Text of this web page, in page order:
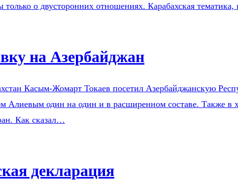
только о двусторонних отношениях. Карабахская
на Азербайджан
Касым-Жомарт Токаев посетил Азербайджанскую
Алиевым один на один и в расширенном составе. Также в
Как сказал…
декларация